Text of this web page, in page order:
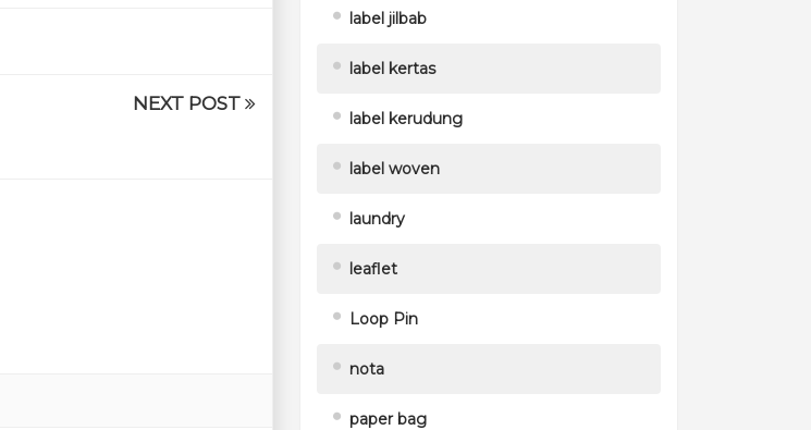
NEXT POST
label jilbab
label kertas
label kerudung
label woven
laundry
leaflet
Loop Pin
nota
paper bag